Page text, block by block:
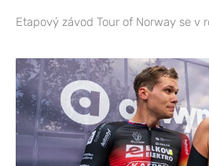
Etapový závod Tour of Norway se v